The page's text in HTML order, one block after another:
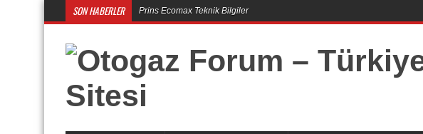
SON HABERLER Prins Ecomax Teknik Bilgiler
Otogaz Alırken Dikkat Edilmesi Gereken Konular